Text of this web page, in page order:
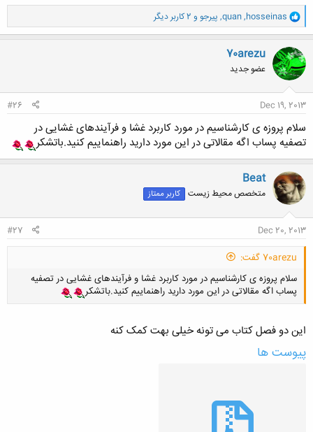
نمیدونم تاپیک بهتری برای مطرح کردن سوالم هست یا نه. اگه معرفی کنید
بهم ممنون میشم.
و
ا
ک
ن
ش
ه
ا
hosseinas
,
quan
, پیرجو و 2 کاربر دیگر
70arezu
عضو جدید
Dec 19, 2013
#26
سلام پروزه ی کارشناسیم در مورد کاربرد غشا و فرآیندهای غشایی در
تصفیه پساب اگه مقالاتی در این مورد دارید راهنماییم کنید.باتشکر
Beat
متخصص محیط زیست کاربر ممتاز
Dec 20, 2013
#27
70arezu گفت:
سلام پروزه ی کارشناسیم در مورد کاربرد غشا و فرآیندهای غشایی در تصفیه
پساب اگه مقالاتی در این مورد دارید راهنماییم کنید.باتشکر
این دو فصل کتاب می تونه خیلی بهت کمک کنه
پیوست ها